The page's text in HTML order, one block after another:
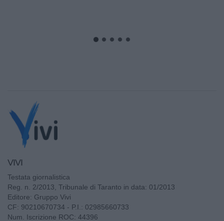
VIVI
Testata giornalistica
Reg. n. 2/2013, Tribunale di Taranto in data: 01/2013
Editore: Gruppo Vivi
CF: 90210670734 - P.I.: 02985660733
Num. Iscrizione ROC: 44396